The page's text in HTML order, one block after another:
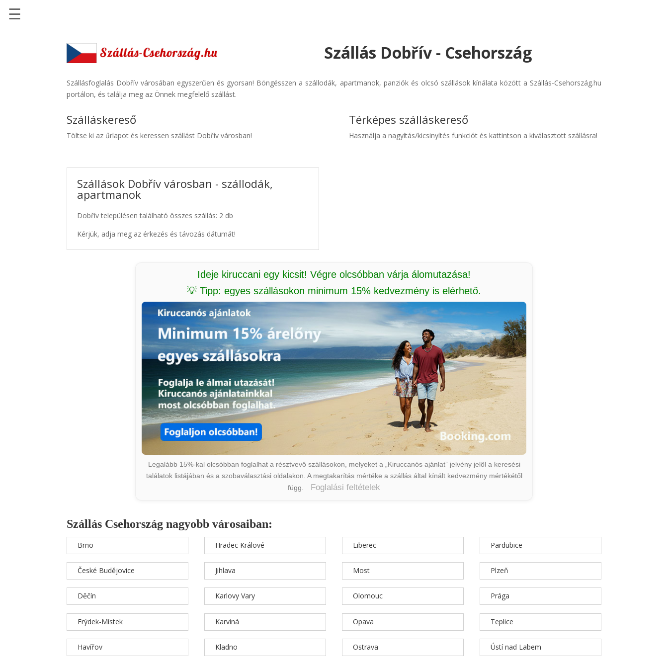
Szállásinfo.eu
Repülőjegy
pénzvisszatérítéssel
Autóbérlés
☰
Szállás Dobřív - Csehország
Szállásfoglalás Dobřív városában egyszerűen és gyorsan! Böngésszen a szállodák, apartmanok, panziók és olcsó szállások kínálata között a Szállás-Csehország.hu
portálon, és találja meg az Önnek megfelelő szállást.
Szálláskereső
Töltse ki az űrlapot és keressen szállást Dobřív városban!
Szállások Dobřív városban - szállodák,
apartmanok
Dobřív településen található összes szállás: 2 db
Kérjük, adja meg az érkezés és távozás dátumát!
Térképes szálláskereső
Használja a nagyítás/kicsinyítés funkciót és kattintson a kiválasztott szállásra!
Ideje kiruccani egy kicsit! Végre olcsóbban várja álomutazása!
💡 Tipp: egyes szállásokon minimum 15% kedvezmény is elérhető.
Legalább 15%-kal olcsóbban foglalhat a résztvevő szállásokon, melyeket a „Kiruccanós ajánlat” jelvény jelöl a keresési
találatok listájában és a szobaválasztási oldalakon. A megtakarítás mértéke a szállás által kínált kedvezmény mértékétől
függ.
Foglalási feltételek
Szállás Csehország nagyobb városaiban:
Brno
České Budějovice
Děčín
Frýdek-Místek
Havířov
Hradec Králové
Jihlava
Karlovy Vary
Karviná
Kladno
Liberec
Most
Olomouc
Opava
Ostrava
Pardubice
Plzeň
Prága
Teplice
Ústí nad Labem